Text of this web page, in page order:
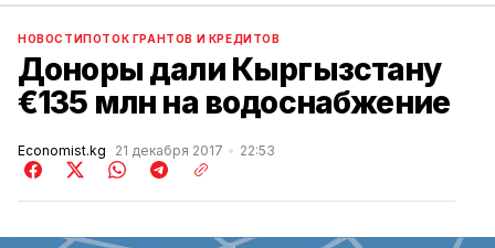
НОВОСТИПОТОК ГРАНТОВ И КРЕДИТОВ
Доноры дали Кыргызстану
€135 млн на водоснабжение
Economist.kg 21 декабря 2017 22:53